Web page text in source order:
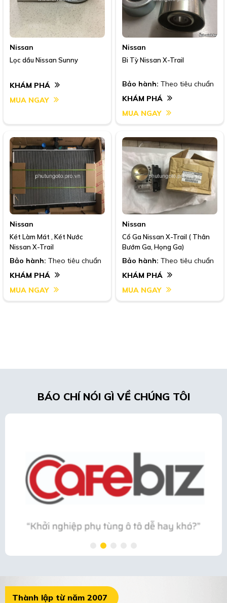
Nissan
Lọc dầu Nissan Sunny
KHÁM PHÁ
MUA NGAY
Nissan
Bi Tỳ Nissan X-Trail
Bảo hành: Theo tiêu chuẩn
KHÁM PHÁ
MUA NGAY
Nissan
Két Làm Mát , Két Nước
Nissan X-Trail
Bảo hành: Theo tiêu chuẩn
KHÁM PHÁ
MUA NGAY
Nissan
Cổ Ga Nissan X-Trail ( Thân
Bướm Ga, Họng Ga)
Bảo hành: Theo tiêu chuẩn
KHÁM PHÁ
MUA NGAY
BÁO CHÍ NÓI GÌ VỀ CHÚNG TÔI
Thành lập từ năm 2007